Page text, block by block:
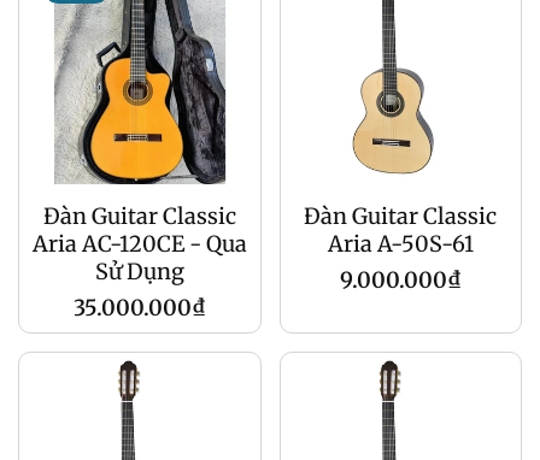
Đàn Guitar Classic
Aria AC-120CE - Qua
Sử Dụng
Giá
gốc
35.000.000₫
Đàn Guitar Classic
Aria A-50S-61
Giá
9.000.000₫